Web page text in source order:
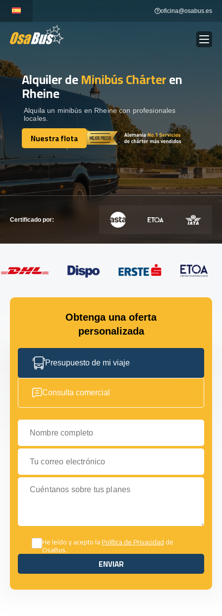
content
oficina@osabus.es
ALQUILER DE AUTOCARES Show dropdown
DESTINOS
RECORRIDAS Show dropdown
Alquiler deMinibús Chárteren
Rheine
Alquila un minibús en Rheine con profesionales
locales.
Nuestra flota
Nuestra flota
Certificado por:
Obtenga una oferta
personalizada
Presupuesto de mi viaje
Consulta comercial
Nombre completo
Tu correo electrónico
Cuéntanos sobre tus planes
He leído y acepto laPolítica de Privacidadde
OsaBus.
ENVIAR
ENVIAR